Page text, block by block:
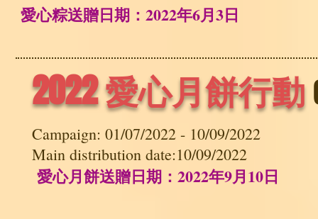
愛心粽送贈日期：2022年6月3日
2022 愛心月餅行動
Campaign: 01/07/2022 - 10/09/2022
Main distribution date:10/09/2022
愛心月餅送贈日期：2022年9月10日